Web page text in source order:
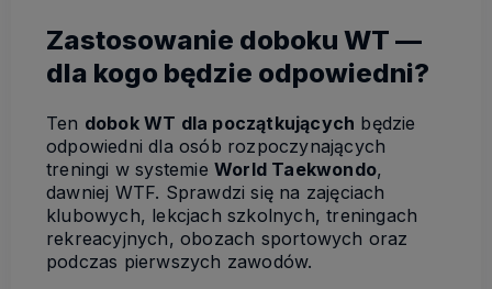
Zastosowanie doboku WT —
dla kogo będzie odpowiedni?
Ten dobok WT dla początkujących będzie
odpowiedni dla osób rozpoczynających
treningi w systemie World Taekwondo,
dawniej WTF. Sprawdzi się na zajęciach
klubowych, lekcjach szkolnych, treningach
rekreacyjnych, obozach sportowych oraz
podczas pierwszych zawodów.